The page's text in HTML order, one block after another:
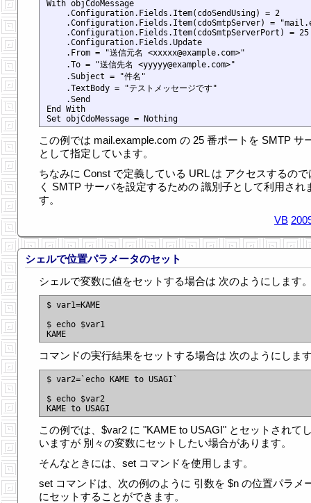
With objCdoMessage
    .Configuration.Fields.Item(cdoSendUsing) = 2
.Configuration.Fields.Item(cdoSmtpServer) =
    .Configuration.Fields.Item(cdoSmtpServerPort) = 25
    .Configuration.Fields.Update
    .From = "送信元名 <xxxxx@example.com>"
    .To = "送信先名 <yyyyy@example.com>"
    .Subject = "件名"
    .TextBody = "テストメッセージです"
    .Send
End With
この例では mail.example.com の 25 番ポートを SMTP サ
として指定しています。
ちなみに Const で定義している URL は アクセスするので
く SMTP サーバを設定するための 識別子として利用され
す。
VB
シェルで位置パラメータのセット
シェルで変数に値をセットする場合は 次のようにします
$ var1=KAME
$ echo $var1
コマンドの実行結果をセットする場合は 次のようにしま
$ var2=`echo KAME to USAGI`
$ echo $var2
この例では、$var2 に "KAME to USAGI" とセットされて
いますが 別々の変数にセットしたい場合があります。
そんなときには、set コマンドを使用します。
set コマンドは、次の例のように 引数を $n の位置パラメ
にセットすることができます。